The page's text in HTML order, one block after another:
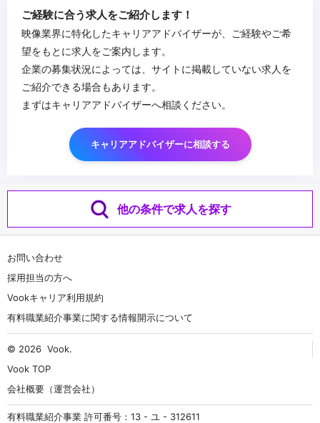
ご経験に合う求人をご紹介します！
映像業界に特化したキャリアアドバイザーが、ご経験やご希
望をもとに求人をご案内します。
企業の募集状況によっては、サイトに掲載していない求人を
ご紹介できる場合もあります。
まずはキャリアアドバイザーへ相談ください。
キャリアアドバイザーに相談する
他の条件で求人を探す
お問い合わせ
採用担当の方へ
Vookキャリア利用規約
有料職業紹介事業に関する情報開示について
© 2026 Vook.
Vook TOP
会社概要（運営会社）
有料職業紹介事業 許可番号：13 - ユ - 312611